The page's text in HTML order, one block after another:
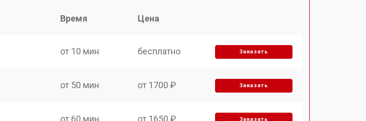
Время Цена
от 10 мин бесплатно Заказать
от 50 мин от 1700 ₽ Заказать
от 60 мин от 1650 ₽ Заказать